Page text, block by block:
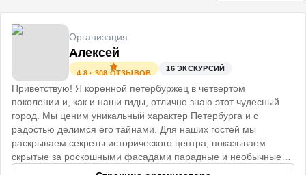
Организация
Алексей
4.8· 308 ОТЗЫВОВ
16ЭКСКУРСИЙ
Приветствую! Я коренной петербуржец в четвертом
поколении и, как и наши гиды, отлично знаю этот чудесный
город. Мы ценим уникальный характер Петербурга и с
радостью делимся его тайнами. Для наших гостей мы
раскрываем секреты исторического центра, показываем
скрытые за роскошными фасадами парадные и необычные